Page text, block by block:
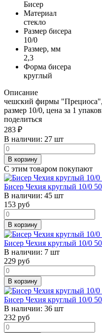
Бисер
Материал
стекло
Размер бисера
10/0
Размер, мм
2,3
Форма бисера
круглый
Описание
чешский фирмы
размер 10/0, цена за 1
поделиться
283 ₽
В наличии: 27 шт
В корзину
С этим товаром покупают
Бисер Чехия круглый 10/0
В наличии: 45 шт
153 руб
В корзину
Бисер Чехия круглый 10/0
В наличии: 7 шт
229 руб
В корзину
Бисер Чехия круглый 10/0
В наличии: 36 шт
232 руб